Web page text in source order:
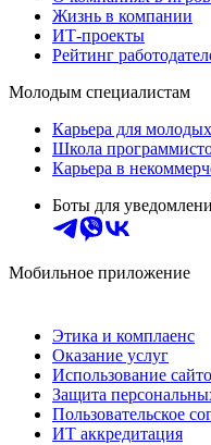
Жизнь в компании
ИТ-проекты
Рейтинг
Молодым специалистам
Карьера для
Школа
Карьера в
Боты для
Мобильное приложение
Этика и комплаенс
Оказание услуг
Использование
Защита
Пользовательское
ИТ аккредитация